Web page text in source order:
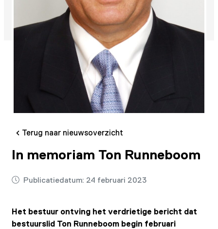
Terug naar nieuwsoverzicht
In memoriam Ton Runneboom
Publicatiedatum: 24 februari 2023
Het bestuur ontving het verdrietige bericht dat
bestuurslid Ton Runneboom begin februari